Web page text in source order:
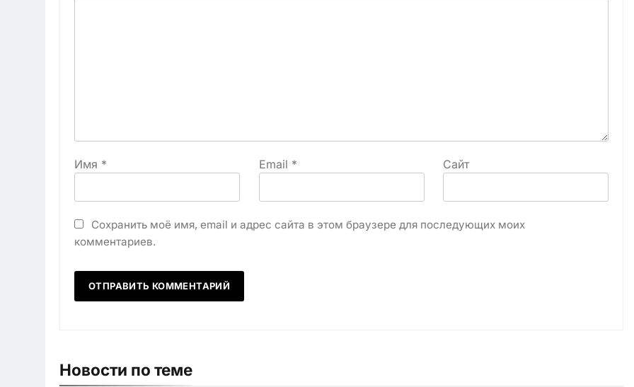
Имя * Email * Сайт
Сохранить моё имя, email и адрес сайта в этом браузере для последующих моих
комментариев.
Новости по теме